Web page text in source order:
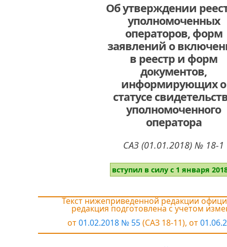
Об утверждении
уполномоченных
операторов, форм
заявлений о
в реестр и форм
документов,
информирующих о
статусе
уполномоченного
оператора
САЗ (01.01.2018) № 18-1
вступил в силу с 1 января
Текст нижеприведенной редакции
редакция подготовлена с учетом
от01.02.2018 № 55(САЗ 18-11), от